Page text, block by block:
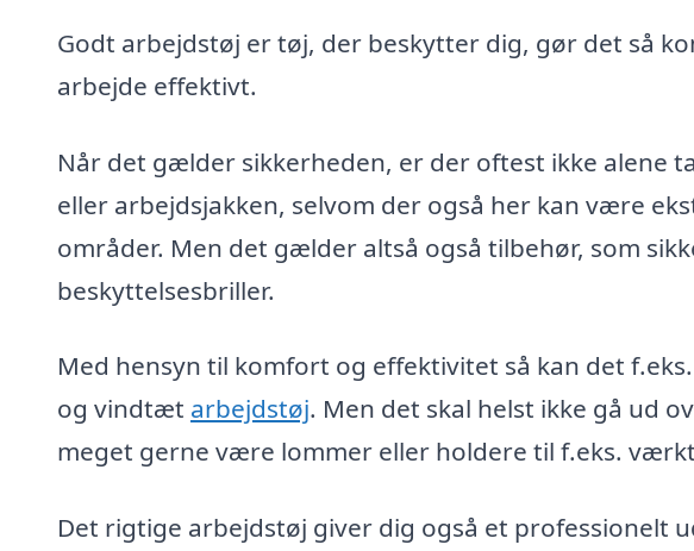
Godt arbejdstøj er tøj, der beskytter dig, gør det så
arbejde effektivt.
Når det gælder sikkerheden, er der oftest ikke alene
eller arbejdsjakken, selvom der også her kan være
områder. Men det gælder altså også tilbehør, som
beskyttelsesbriller.
Med hensyn til komfort og effektivitet så kan det
og vindtæt arbejdstøj. Men det skal helst ikke gå ud
meget gerne være lommer eller holdere til f.eks.
Det rigtige arbejdstøj giver dig også et professionelt